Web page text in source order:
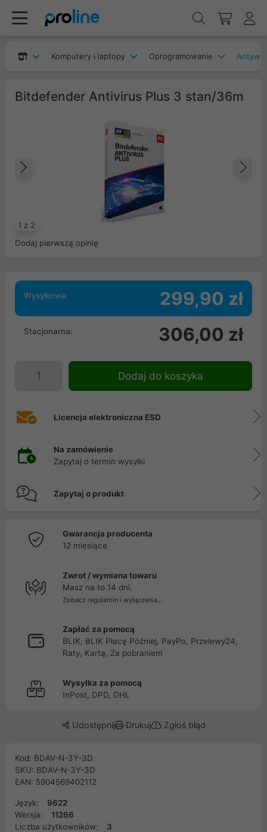
Komputery i laptopy Oprogramowanie
Bitdefender Antivirus Plus 3 stan/36m
1 z 2
Poprzedni
Dodaj pierwszą opinię
Wysyłkowa: 299,90 zł
Stacjonarna: 306,00 zł
Dodaj do koszyka
Licencja elektroniczna ESD
Na zamówienie
Zapytaj o termin wysyłki
Zapytaj o produkt
Gwarancja producenta
12 miesiące
Zwrot / wymiana towaru
Masz na to 14 dni.
Zobacz regulamin i wyłączenia...
Zapłać za pomocą
BLIK, BLIK Płacę Później, PayPo, Przelewy24,
Raty, Kartą, Za pobraniem
Wysyłka za pomocą
InPost, DPD, DHL
Udostępnij Drukuj Zgłoś błąd
Kod: BDAV-N-3Y-3D
SKU: BDAV-N-3Y-3D
EAN: 5904569402112
Język:
9622
Wersja:
11266
Liczba użytkowników:
3